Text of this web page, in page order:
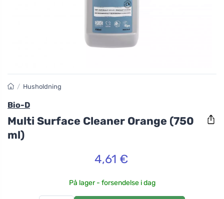
/ Husholdning
Bio-D
Multi Surface Cleaner Orange (750
ml)
4,61 €
På lager - forsendelse i dag